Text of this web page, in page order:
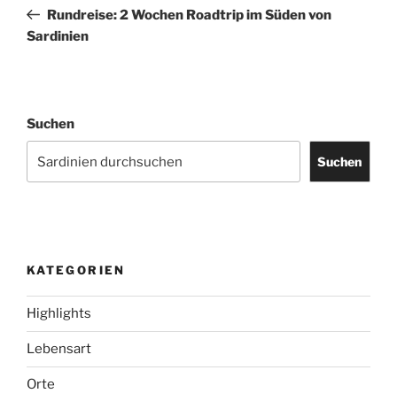
Beitrag
Rundreise: 2 Wochen Roadtrip im Süden von
Sardinien
Suchen
Suchen
KATEGORIEN
Highlights
Lebensart
Orte